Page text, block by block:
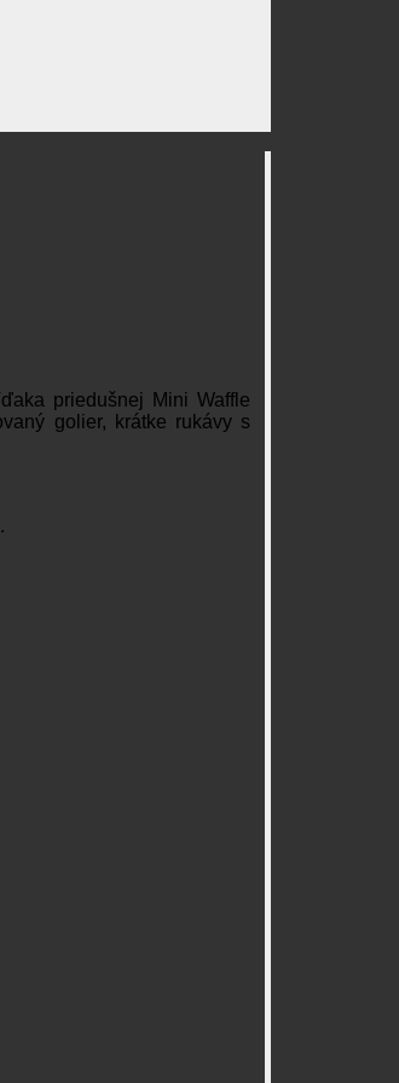
priedušnej Mini Waffle
golier, krátke rukávy s